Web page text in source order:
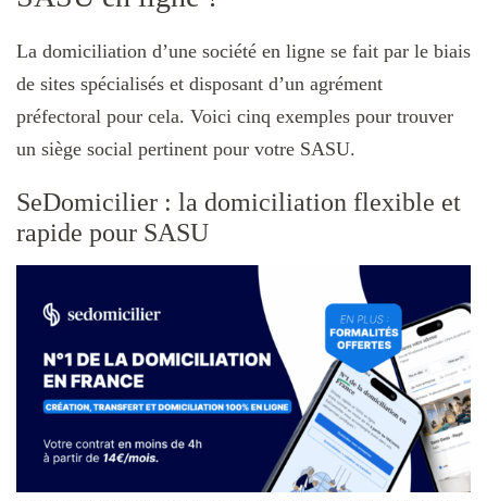
La domiciliation d’une société en ligne se fait par le biais
de sites spécialisés et disposant d’un agrément
préfectoral pour cela. Voici cinq exemples pour trouver
un siège social pertinent pour votre SASU.
SeDomicilier : la domiciliation flexible et
rapide pour SASU